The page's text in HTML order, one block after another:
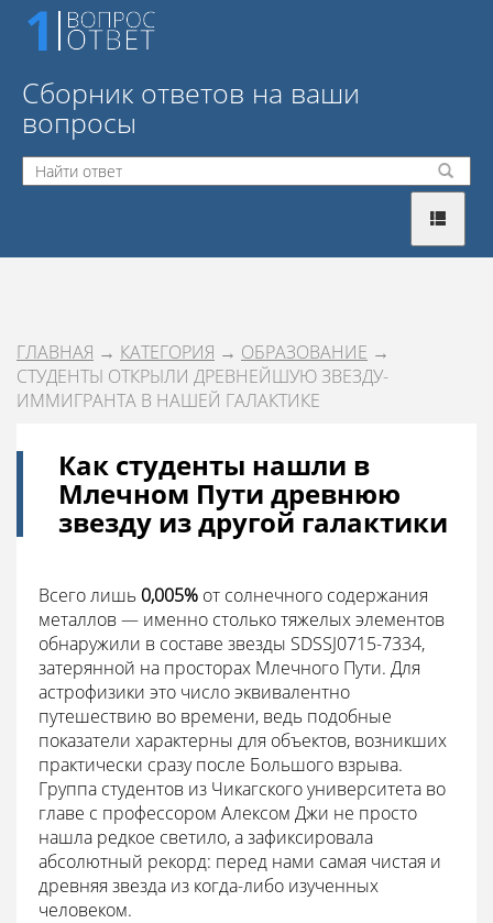
Сборник ответов на ваши
вопросы
ГЛАВНАЯ → КАТЕГОРИЯ → ОБРАЗОВАНИЕ →
СТУДЕНТЫ ОТКРЫЛИ ДРЕВНЕЙШУЮ ЗВЕЗДУ-
ИММИГРАНТА В НАШЕЙ ГАЛАКТИКЕ
Как студенты нашли в
Млечном Пути древнюю
звезду из другой галактики
Всего лишь 0,005% от солнечного содержания
металлов — именно столько тяжелых элементов
обнаружили в составе звезды SDSSJ0715-7334,
затерянной на просторах Млечного Пути. Для
астрофизики это число эквивалентно
путешествию во времени, ведь подобные
показатели характерны для объектов, возникших
практически сразу после Большого взрыва.
Группа студентов из Чикагского университета во
главе с профессором Алексом Джи не просто
нашла редкое светило, а зафиксировала
абсолютный рекорд: перед нами самая чистая и
древняя звезда из когда-либо изученных
человеком.